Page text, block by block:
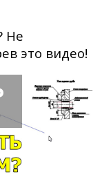
Не
это видео!